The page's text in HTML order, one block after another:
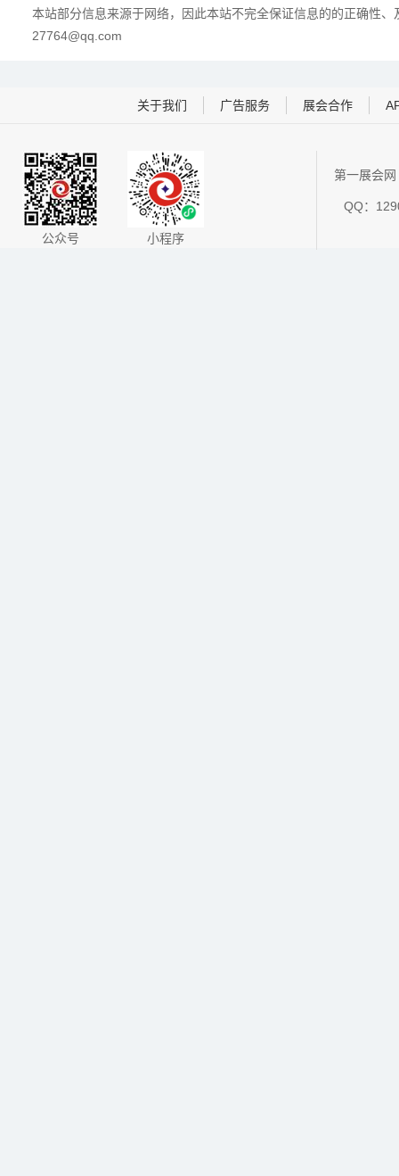
本站部分信息来源于网络，因此本站不完全保证信息的的正确性
27764@qq.com
关于我们 广告服务 展会合作
公众号 小程序
第一展会
QQ：